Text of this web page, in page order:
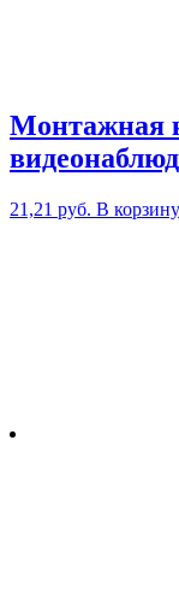
Монтажная
21,21 руб. В корзину